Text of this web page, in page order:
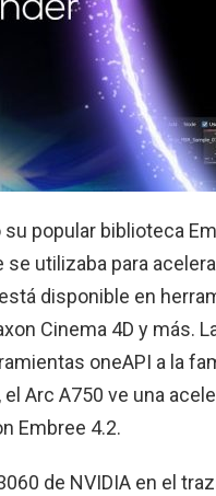
popular biblioteca
utilizaba para
disponible en
Cinema 4D y más.
oneAPI a la
Arc A750 ve una
Embree 4.2.
de NVIDIA en el